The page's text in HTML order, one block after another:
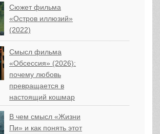
Сюжет фильма
«Остров иллюзий»
(2022)
Смысл фильма
«Обсессия» (2026):
почему любовь
превращается в
настоящий кошмар
В чем смысл «Жизни
Пи» и как понять этот